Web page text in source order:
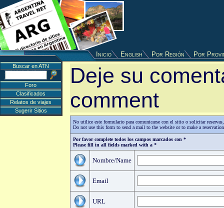
Inicio English Por Región Por
Deje su
comment
No utilice este formulario para comunicarse con el sitio o solicitar
Do not use this form to send a mail to the website or to make a
Por favor complete todos los campos marcados con *
Please fill in all fields marked with a *
Nombre/Name
Email
URL
Buscar en ATN
Foro
Clasificados
Relatos de viajes
Sugerir Sitios